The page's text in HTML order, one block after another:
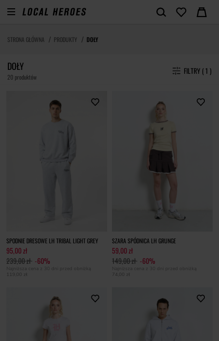
STRONA GŁÓWNA PRODUKTY DOŁY
DOŁY
20 produktów
FILTRY ( 1 )
SPODNIE DRESOWE LH TRIBAL LIGHT GREY
95,00 zł
239,00 zł -60%
Najniższa cena z 30 dni przed obniżką
119,00 zł
SZARA SPÓDNICA LH GRUNGE
59,00 zł
149,00 zł -60%
Najniższa cena z 30 dni przed obniżką
74,00 zł